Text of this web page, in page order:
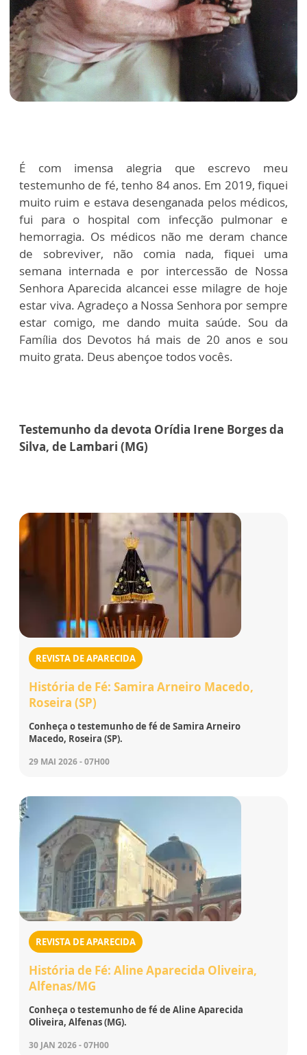
É com imensa alegria que escrevo meu
testemunho de fé, tenho 84 anos. Em 2019, fiquei
muito ruim e estava desenganada pelos médicos,
fui para o hospital com infecção pulmonar e
hemorragia. Os médicos não me deram chance
de sobreviver, não comia nada, fiquei uma
semana internada e por intercessão de Nossa
Senhora Aparecida alcancei esse milagre de hoje
estar viva. Agradeço a Nossa Senhora por sempre
estar comigo, me dando muita saúde. Sou da
Família dos Devotos há mais de 20 anos e sou
muito grata. Deus abençoe todos vocês.
Testemunho da devota Orídia Irene Borges da
Silva, de Lambari (MG)
REVISTA DE APARECIDA
História de Fé: Samira Arneiro Macedo,
Roseira (SP)
Conheça o testemunho de fé de Samira Arneiro
Macedo, Roseira (SP).
29 MAI 2026 - 07H00
REVISTA DE APARECIDA
História de Fé: Aline Aparecida Oliveira,
Alfenas/MG
Conheça o testemunho de fé de Aline Aparecida
Oliveira, Alfenas (MG).
30 JAN 2026 - 07H00